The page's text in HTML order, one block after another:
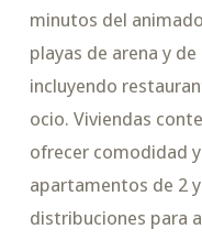
minutos del
playas de arena y
incluyendo
ocio. Viviendas
ofrecer comodidad
apartamentos de 2
distribuciones para